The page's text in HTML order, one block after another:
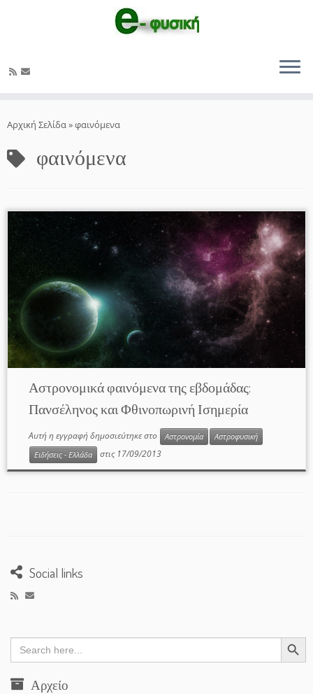
στο
Αρχική Σελίδα»φαινόμενα
φαινόμενα
Αστρονομικά φαινόμενα της εβδομάδας:
Πανσέληνος και Φθινοπωρινή Ισημερία
Αυτή η εγγραφή δημοσιεύτηκε στο Αστρονομία
Αστροφυσική
Ειδήσεις - Ελλάδα
στις 17/09/2013
Social links
Search
for:
Search Button
Αρχείο